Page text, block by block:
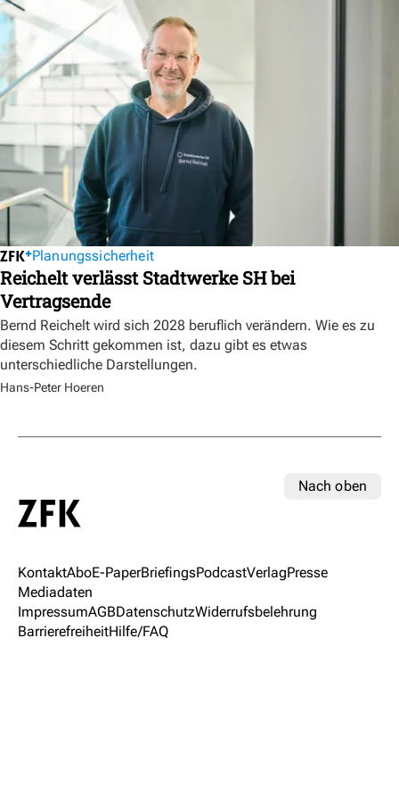
Planungssicherheit
Reichelt verlässt Stadtwerke SH bei
Vertragsende
Bernd Reichelt wird sich 2028 beruflich verändern. Wie es zu
diesem Schritt gekommen ist, dazu gibt es etwas
unterschiedliche Darstellungen.
Hans-Peter Hoeren
Nach oben
KontaktAboE-PaperBriefingsPodcastVerlagPresse
Mediadaten
ImpressumAGBDatenschutzWiderrufsbelehrung
BarrierefreiheitHilfe/FAQ